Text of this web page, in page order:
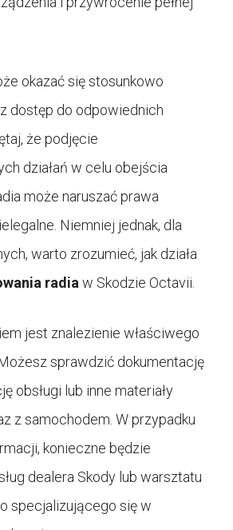
okazać się stosunkowo
dostęp do odpowiednich
że podjęcie
działań w celu obejścia
może naruszać prawa
Niemniej jednak, dla
warto zrozumieć, jak działa
radiaw Skodzie Octavii.
jest znalezienie właściwego
sprawdzić dokumentację
obsługi lub inne materiały
z samochodem. W przypadku
konieczne będzie
dealera Skody lub warsztatu
specjalizującego się w